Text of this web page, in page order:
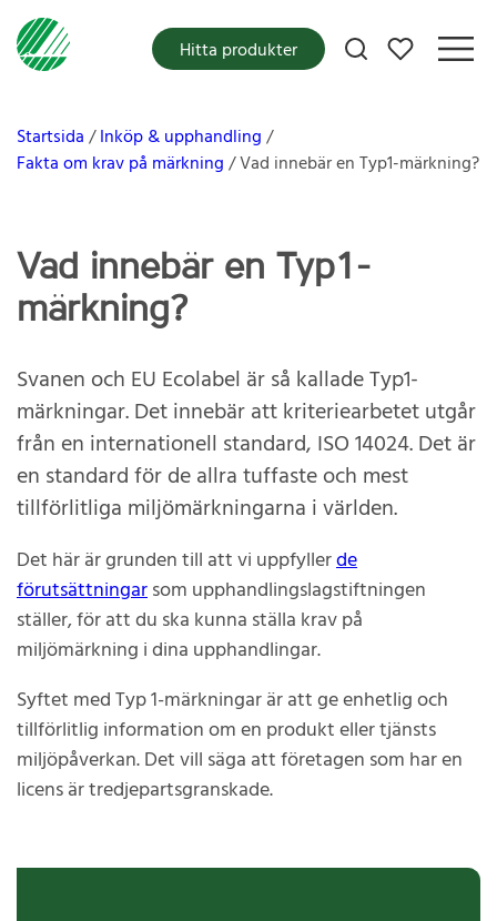
Mina favoriter
Hitta produkter
Startsida
Inköp & upphandling
Fakta om krav på märkning Vad innebär en Typ1-märkning?
Vad innebär en Typ1-
märkning?
Svanen och EU Ecolabel är så kallade Typ1-
märkningar. Det innebär att kriteriearbetet utgår
från en internationell standard, ISO 14024. Det är
en standard för de allra tuffaste och mest
tillförlitliga miljömärkningarna i världen.
Det här är grunden till att vi uppfyllerde
förutsättningarsom upphandlingslagstiftningen
ställer, för att du ska kunna ställa krav på
miljömärkning i dina upphandlingar.
Syftet med Typ 1-märkningar är att ge enhetlig och
tillförlitlig information om en produkt eller tjänsts
miljöpåverkan. Det vill säga att företagen som har en
licens är tredjepartsgranskade.